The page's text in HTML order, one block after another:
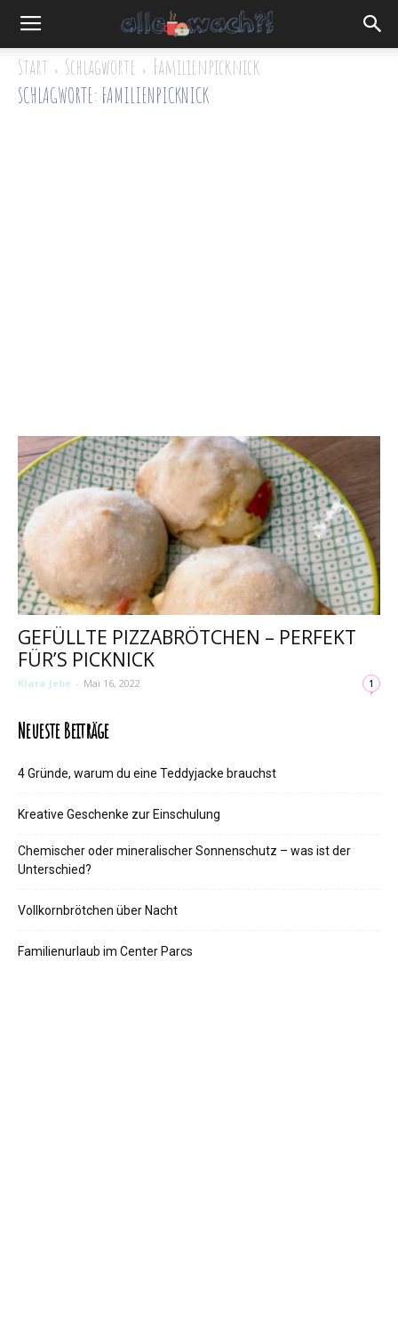
Start Schlagworte
Familienpicknick
SCHLAGWORTE: FAMILIENPICKNICK
GEFÜLLTE PIZZABRÖTCHEN – PERFEKT
FÜR’S PICKNICK
Klara Jebe - Mai 16, 2022 1
Neueste Beiträge
4 Gründe, warum du eine Teddyjacke brauchst
Kreative Geschenke zur Einschulung
Chemischer oder mineralischer Sonnenschutz – was ist der
Unterschied?
Vollkornbrötchen über Nacht
Familienurlaub im Center Parcs